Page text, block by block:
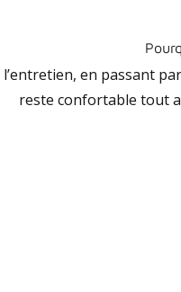
en passant
reste confortable tout